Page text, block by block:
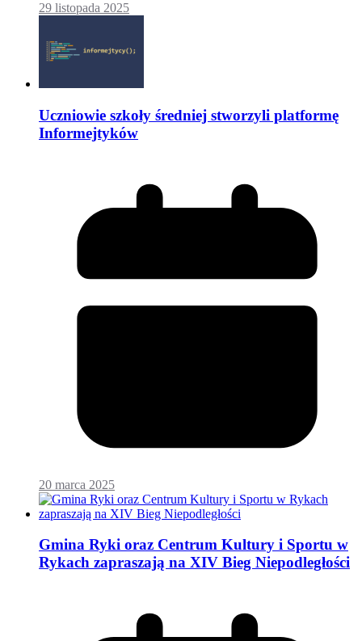
29 listopada 2025
Uczniowie szkoły średniej stworzyli platformę
Informejtyków
20 marca 2025
Gmina Ryki oraz Centrum Kultury i Sportu w
Rykach zapraszają na XIV Bieg Niepodległości